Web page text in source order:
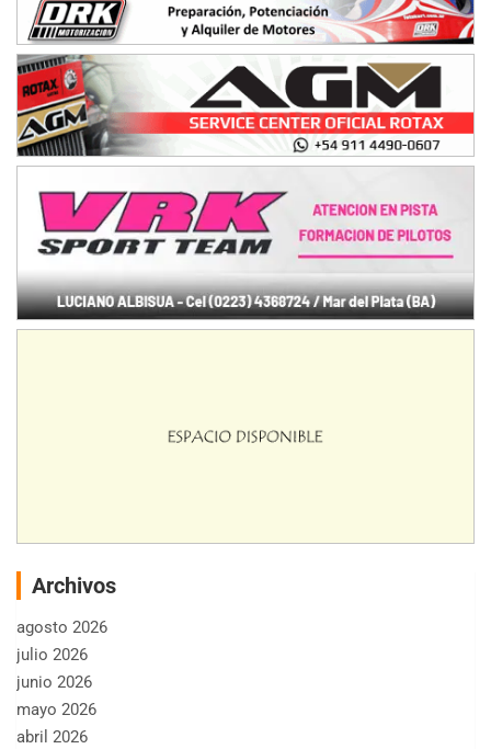
Archivos
agosto 2026
julio 2026
junio 2026
mayo 2026
abril 2026